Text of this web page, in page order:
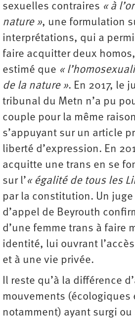
sexuelles contraires « à
nature », une formulation
interprétations, qui a
faire acquitter deux
estimé que «
de la nature ». En 2017, le
tribunal du Metn n’a pu
couple pour la même
s’appuyant sur un article
liberté d’expression. En
acquitte une trans en se
sur l’« égalité de tous les
par la constitution. Un juge
d’appel de Beyrouth
d’une femme trans à faire
identité, lui ouvrant
et à une vie privée.
Il reste qu’à la différence
mouvements (écologiques
notamment) ayant surgi ou